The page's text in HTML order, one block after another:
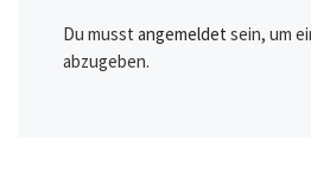
Du musst angemeldet sein, um
abzugeben.